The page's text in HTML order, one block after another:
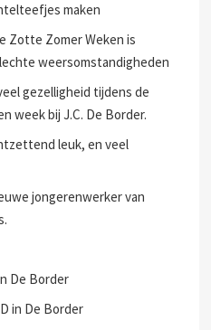
maken
Zotte Zomer Weken is
weersomstandigheden
gezelligheid tijdens de
week bij J.C. De Border.
leuk, en veel
jongerenwerker van
De Border
in De Border